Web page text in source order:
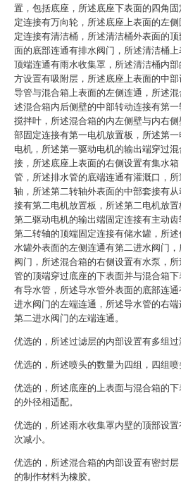
置，包括底座，所述底座下表面的四角
定连接有万向轮，所述底座上表面的左
定连接有清洁桶，所述清洁桶外表面的
面的底部连通有排水阀门，所述清洁桶
顶端连通有雨水收集罩，所述清洁桶内
方设置有吸附层，所述底座上表面的中
导管与混合箱上表面的左侧连通，所述
述混合箱内后侧壁的中部转动连接有第
搅拌叶，所述混合箱的内左侧壁与内右
部固定连接有第一电机放置板，所述第
电机，所述第一驱动电机的输出端穿过
接，所述底座上表面的右侧设置有集水
管，所述排水管的底端连通有灌溉口，
轴，所述第二转轴外表面的中部套接有
接有第二电机放置板，所述第二电机放
第二驱动电机的输出端固定连接有主动
第二转轴的顶端固定连接有储水罐，所
水罐外表面的左侧连通有第二进水阀门
阀门，所述混合箱的右侧设置有水泵，
管的顶端穿过底座的下表面并与混合箱
有导水管，所述导水管外表面的底部连
进水阀门的左端连通，所述导水管的右
第二进水阀门的左端连通。
优选的，所述过滤层的内部设置有多组
优选的，所述喷头的数量为四组，四组
优选的，所述底座的上表面与混合箱的
的外径相适配。
优选的，所述雨水收集罩内壁的顶部设
次减小。
优选的，所述混合箱的内部设置有密封
的制作材料为橡胶。